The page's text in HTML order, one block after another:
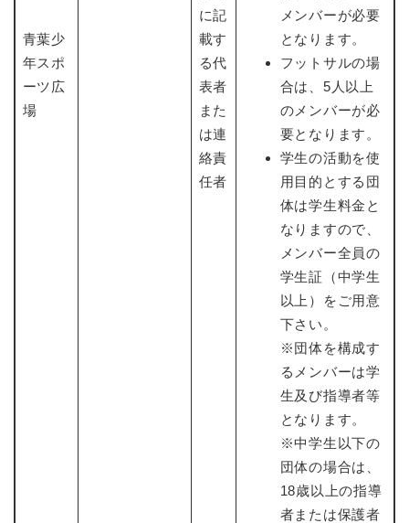
青葉少
年スポ
ーツ広
場
に記
載す
る代
表者
また
は連
絡責
任者
メンバーが必要
となります。
フットサルの場
合は、5人以上
のメンバーが必
要となります。
学生の活動を使
用目的とする団
体は学生料金と
なりますので、
メンバー全員の
学生証（中学生
以上）をご用意
下さい。
※団体を構成す
るメンバーは学
生及び指導者等
となります。
※中学生以下の
団体の場合は、
18歳以上の指導
者または保護者